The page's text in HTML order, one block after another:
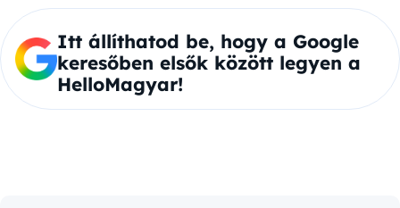
Itt állíthatod be, hogy a Google
keresőben elsők között legyen a
HelloMagyar!